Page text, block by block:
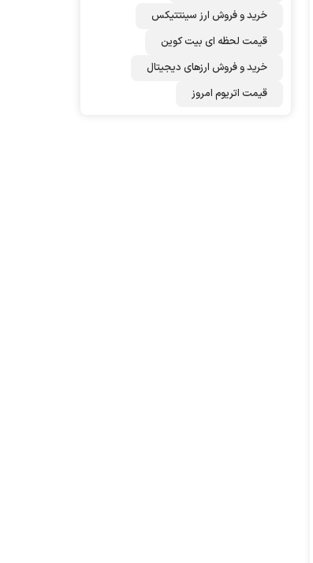
خرید و فروش ارز سینتتیکس
قیمت لحظه ای بیت کوین
خرید و فروش ارزهای دیجیتال
قیمت اتریوم امروز